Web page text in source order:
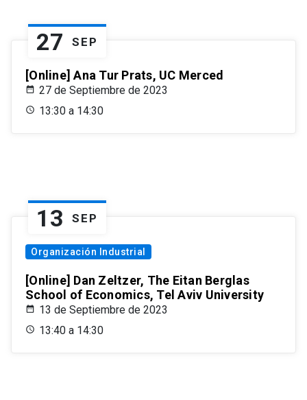
27 SEP
[Online] Ana Tur Prats, UC Merced
27 de Septiembre de 2023
13:30 a 14:30
13 SEP
Organización Industrial
[Online] Dan Zeltzer, The Eitan Berglas
School of Economics, Tel Aviv University
13 de Septiembre de 2023
13:40 a 14:30